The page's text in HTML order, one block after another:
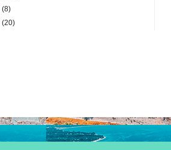
(8)
(20)